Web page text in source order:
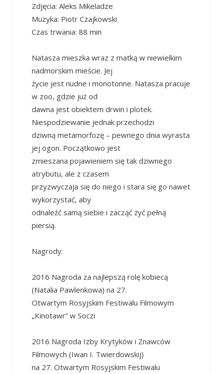
Zdjęcia: Aleks Mikeladze
Muzyka: Piotr Czajkowski
Czas trwania: 88 min
Natasza mieszka wraz z matką w niewielkim
nadmorskim mieście. Jej
życie jest nudne i monotonne. Natasza pracuje
w zoo, gdzie już od
dawna jest obiektem drwin i plotek.
Niespodziewanie jednak przechodzi
dziwną metamorfozę – pewnego dnia wyrasta
jej ogon. Początkowo jest
zmieszana pojawieniem się tak dziwnego
atrybutu, ale z czasem
przyzwyczaja się do niego i stara się go nawet
wykorzystać, aby
odnaleźć samą siebie i zacząć żyć pełną
piersią.
Nagrody:
2016 Nagroda za najlepszą rolę kobiecą
(Natalia Pawlenkowa) na 27.
Otwartym Rosyjskim Festiwalu Filmowym
„Kinotawr” w Soczi
2016 Nagroda Izby Krytyków i Znawców
Filmowych (Iwan I. Twierdowskij)
na 27. Otwartym Rosyjskim Festiwalu